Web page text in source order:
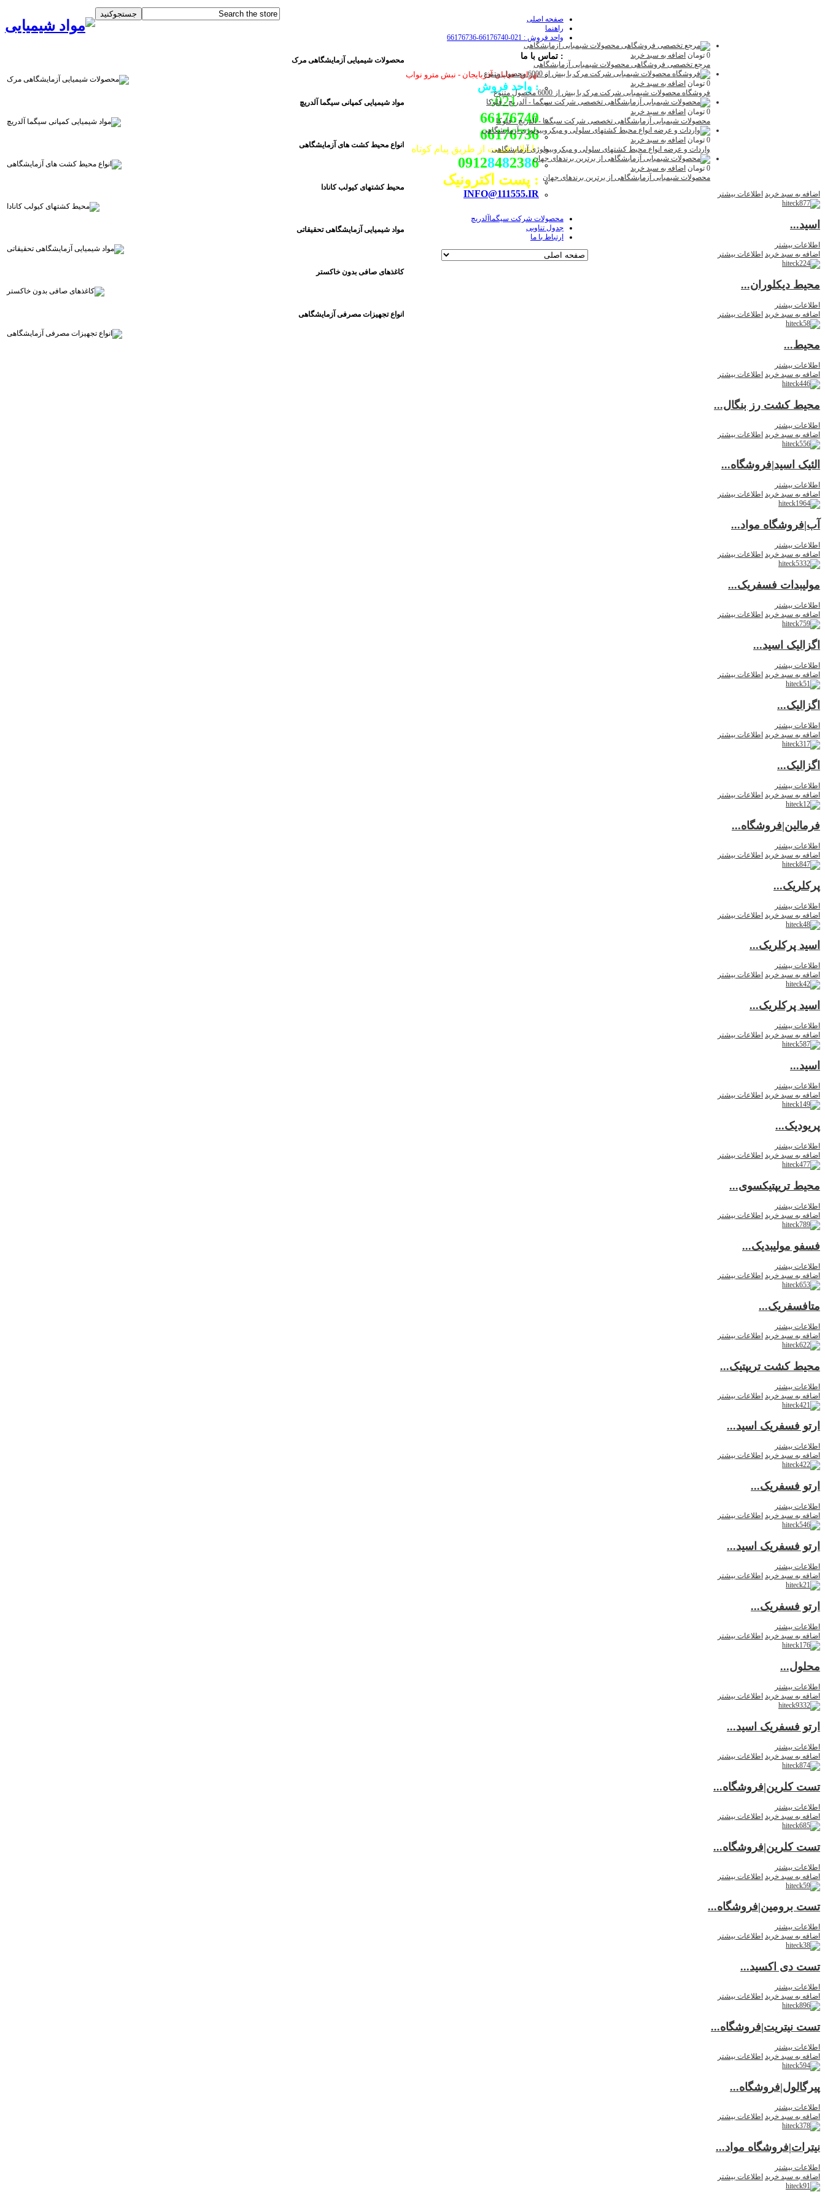
محصولات شیمیایی آزمایشگاهی مرک
مواد شیمیایی کمپانی سیگما آلدریچ
انواع محیط کشت های آزمایشگاهی
محیط کشتهای کیولب کانادا
مواد شیمیایی آزمایشگاهی تحقیقاتی
کاغذهای صافی بدون خاکستر
انواع تجهیزات مصرفی آزمایشگاهی
صفحه اصلی
راهنما
واحد فروش : 021-66176740-66176736
: تماس با ما
تهران- خیابان آذربایجان - نبش مترو نواب
: واحد فروش
021:
66176740
66176736
: اعلام قیمت از طریق پیام کوتاه
09128482386
: پست اکترونیک
INFO@111555.IR
محصولات شرکت سیگماآلدریچ
جدول تناوبی
ارتباط با ما
0 تومان
اضافه به سبد خرید
مرجع تخصصی فروشگاهی محصولات شیمیایی آزمایشگاهی
0 تومان
اضافه به سبد خرید
فروشگاه محصولات شیمیایی شرکت مرک با بیش از 6000 محصول متنوع
0 تومان
اضافه به سبد خرید
محصولات شیمیایی آزمایشگاهی تخصصی شرکت سیگما - آلدریچ - فلوکا
0 تومان
اضافه به سبد خرید
واردات و عرضه انواع محیط کشتهای سلولی و میکروبیولوژی آزمایشگاهی
0 تومان
اضافه به سبد خرید
محصولات شیمیایی آزمایشگاهی از برترین برندهای جهان
اضافه به سبد خرید اطلاعات بیشتر
اسید...
اطلاعات بیشتر
اضافه به سبد خرید اطلاعات بیشتر
محیط دیکلوران...
اطلاعات بیشتر
اضافه به سبد خرید اطلاعات بیشتر
محیط...
اطلاعات بیشتر
اضافه به سبد خرید اطلاعات بیشتر
محیط کشت رز بنگال...
اطلاعات بیشتر
اضافه به سبد خرید اطلاعات بیشتر
الئیک اسید|فروشگاه...
اطلاعات بیشتر
اضافه به سبد خرید اطلاعات بیشتر
آب|فروشگاه مواد...
اطلاعات بیشتر
اضافه به سبد خرید اطلاعات بیشتر
مولیبدات فسفریک...
اطلاعات بیشتر
اضافه به سبد خرید اطلاعات بیشتر
اگزالیک اسید...
اطلاعات بیشتر
اضافه به سبد خرید اطلاعات بیشتر
اگزالیک...
اطلاعات بیشتر
اضافه به سبد خرید اطلاعات بیشتر
اگزالیک...
اطلاعات بیشتر
اضافه به سبد خرید اطلاعات بیشتر
فرمالین|فروشگاه...
اطلاعات بیشتر
اضافه به سبد خرید اطلاعات بیشتر
پرکلریک...
اطلاعات بیشتر
اضافه به سبد خرید اطلاعات بیشتر
اسید پرکلریک...
اطلاعات بیشتر
اضافه به سبد خرید اطلاعات بیشتر
اسید پرکلریک...
اطلاعات بیشتر
اضافه به سبد خرید اطلاعات بیشتر
اسید...
اطلاعات بیشتر
اضافه به سبد خرید اطلاعات بیشتر
پریودیک...
اطلاعات بیشتر
اضافه به سبد خرید اطلاعات بیشتر
محیط تریپتیکسوی...
اطلاعات بیشتر
اضافه به سبد خرید اطلاعات بیشتر
فسفو مولیبدیک...
اطلاعات بیشتر
اضافه به سبد خرید اطلاعات بیشتر
متافسفریک...
اطلاعات بیشتر
اضافه به سبد خرید اطلاعات بیشتر
محیط کشت تریپتیک...
اطلاعات بیشتر
اضافه به سبد خرید اطلاعات بیشتر
ارتو فسفریک اسید...
اطلاعات بیشتر
اضافه به سبد خرید اطلاعات بیشتر
ارتو فسفریک...
اطلاعات بیشتر
اضافه به سبد خرید اطلاعات بیشتر
ارتو فسفریک اسید...
اطلاعات بیشتر
اضافه به سبد خرید اطلاعات بیشتر
ارتو فسفریک...
اطلاعات بیشتر
اضافه به سبد خرید اطلاعات بیشتر
محلول...
اطلاعات بیشتر
اضافه به سبد خرید اطلاعات بیشتر
ارتو فسفریک اسید...
اطلاعات بیشتر
اضافه به سبد خرید اطلاعات بیشتر
تست کلرین|فروشگاه...
اطلاعات بیشتر
اضافه به سبد خرید اطلاعات بیشتر
تست کلرین|فروشگاه...
اطلاعات بیشتر
اضافه به سبد خرید اطلاعات بیشتر
تست برومین|فروشگاه...
اطلاعات بیشتر
اضافه به سبد خرید اطلاعات بیشتر
تست دی اکسید...
اطلاعات بیشتر
اضافه به سبد خرید اطلاعات بیشتر
تست نیتریت|فروشگاه...
اطلاعات بیشتر
اضافه به سبد خرید اطلاعات بیشتر
پیرگالول|فروشگاه...
اطلاعات بیشتر
اضافه به سبد خرید اطلاعات بیشتر
نیترات|فروشگاه مواد...
اطلاعات بیشتر
اضافه به سبد خرید اطلاعات بیشتر